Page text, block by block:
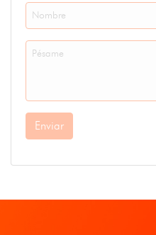
Enviar